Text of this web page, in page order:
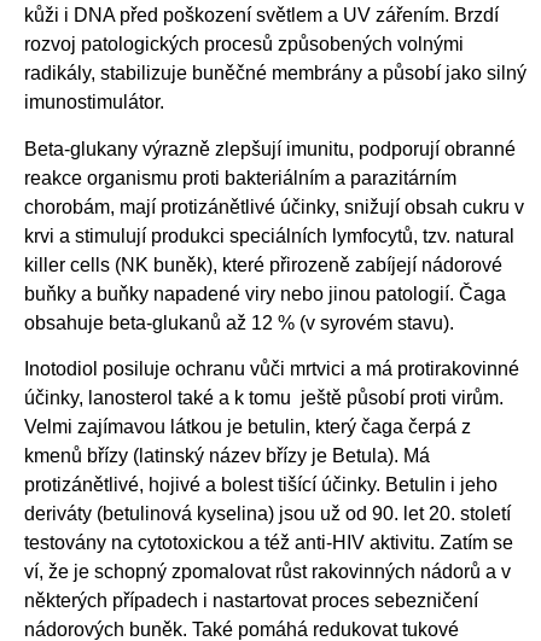
kůži i DNA před poškození světlem a UV zářením. Brzdí
rozvoj patologických procesů způsobených volnými
radikály, stabilizuje buněčné membrány a působí jako silný
imunostimulátor.
Beta-glukany výrazně zlepšují imunitu, podporují obranné
reakce organismu proti bakteriálním a parazitárním
chorobám, mají protizánětlivé účinky, snižují obsah cukru v
krvi a stimulují produkci speciálních lymfocytů, tzv. natural
killer cells (NK buněk), které přirozeně zabíjejí nádorové
buňky a buňky napadené viry nebo jinou patologií. Čaga
obsahuje beta-glukanů až 12 % (v syrovém stavu).
Inotodiol posiluje ochranu vůči mrtvici a má protirakovinné
účinky, lanosterol také a k tomu ještě působí proti virům.
Velmi zajímavou látkou je betulin, který čaga čerpá z
kmenů břízy (latinský název břízy je Betula). Má
protizánětlivé, hojivé a bolest tišící účinky. Betulin i jeho
deriváty (betulinová kyselina) jsou už od 90. let 20. století
testovány na cytotoxickou a též anti-HIV aktivitu. Zatím se
ví, že je schopný zpomalovat růst rakovinných nádorů a v
některých případech i nastartovat proces sebezničení
nádorových buněk. Také pomáhá redukovat tukové